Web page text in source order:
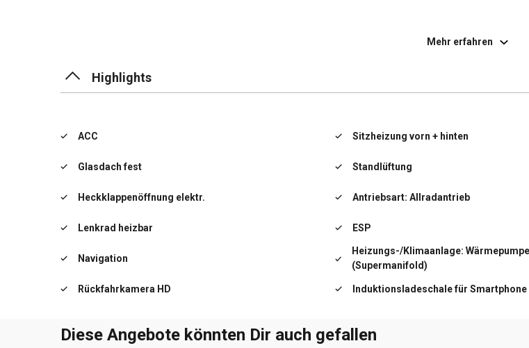
Mehr erfahren
Highlights
ACC
Glasdach fest
Heckklappenöffnung elektr.
Lenkrad heizbar
Navigation
Rückfahrkamera HD
Sitzheizung vorn + hinten
Standlüftung
Antriebsart: Allradantrieb
ESP
Heizungs-/Klimaanlage: Wärmepumpe
(Supermanifold)
Induktionsladeschale für Smartphone
Diese Angebote könnten Dir auch gefallen